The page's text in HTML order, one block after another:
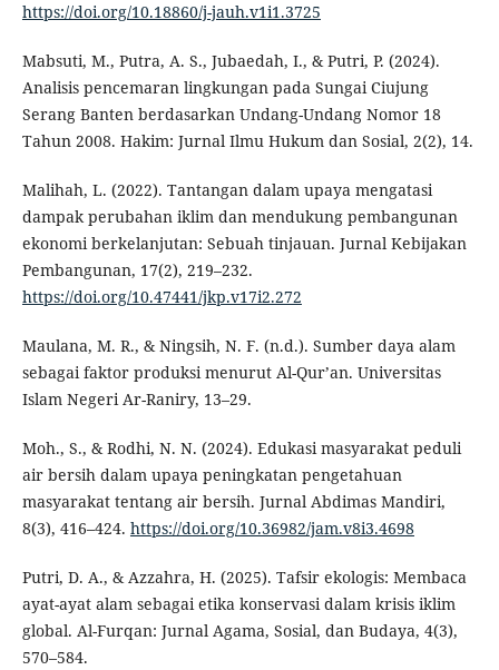
https://doi.org/10.18860/j-jauh.v1i1.3725
Mabsuti, M., Putra, A. S., Jubaedah, I., & Putri, P. (2024).
Analisis pencemaran lingkungan pada Sungai Ciujung
Serang Banten berdasarkan Undang-Undang Nomor 18
Tahun 2008. Hakim: Jurnal Ilmu Hukum dan Sosial, 2(2), 14.
Malihah, L. (2022). Tantangan dalam upaya mengatasi
dampak perubahan iklim dan mendukung pembangunan
ekonomi berkelanjutan: Sebuah tinjauan. Jurnal Kebijakan
Pembangunan, 17(2), 219–232.
https://doi.org/10.47441/jkp.v17i2.272
Maulana, M. R., & Ningsih, N. F. (n.d.). Sumber daya alam
sebagai faktor produksi menurut Al-Qur’an. Universitas
Islam Negeri Ar-Raniry, 13–29.
Moh., S., & Rodhi, N. N. (2024). Edukasi masyarakat peduli
air bersih dalam upaya peningkatan pengetahuan
masyarakat tentang air bersih. Jurnal Abdimas Mandiri,
8(3), 416–424. https://doi.org/10.36982/jam.v8i3.4698
Putri, D. A., & Azzahra, H. (2025). Tafsir ekologis: Membaca
ayat-ayat alam sebagai etika konservasi dalam krisis iklim
global. Al-Furqan: Jurnal Agama, Sosial, dan Budaya, 4(3),
570–584.